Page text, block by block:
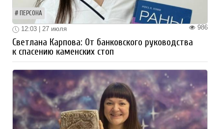
ПЕРСОНА
986
12:03 | 27 июля
Светлана Карпова: От банковского руководства
к спасению каменских стоп